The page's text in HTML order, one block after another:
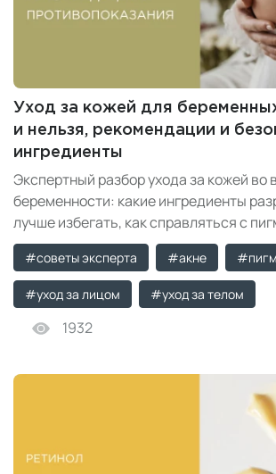
Уход за кожей для
и нельзя, рекомендации и
ингредиенты
Экспертный разбор ухода за кожей во
беременности: какие ингредиенты
лучше избегать, как справляться с
акне, сухостью, зудом и растяжками.
#советы эксперта #акне
#уход за лицом #уход за телом
1932